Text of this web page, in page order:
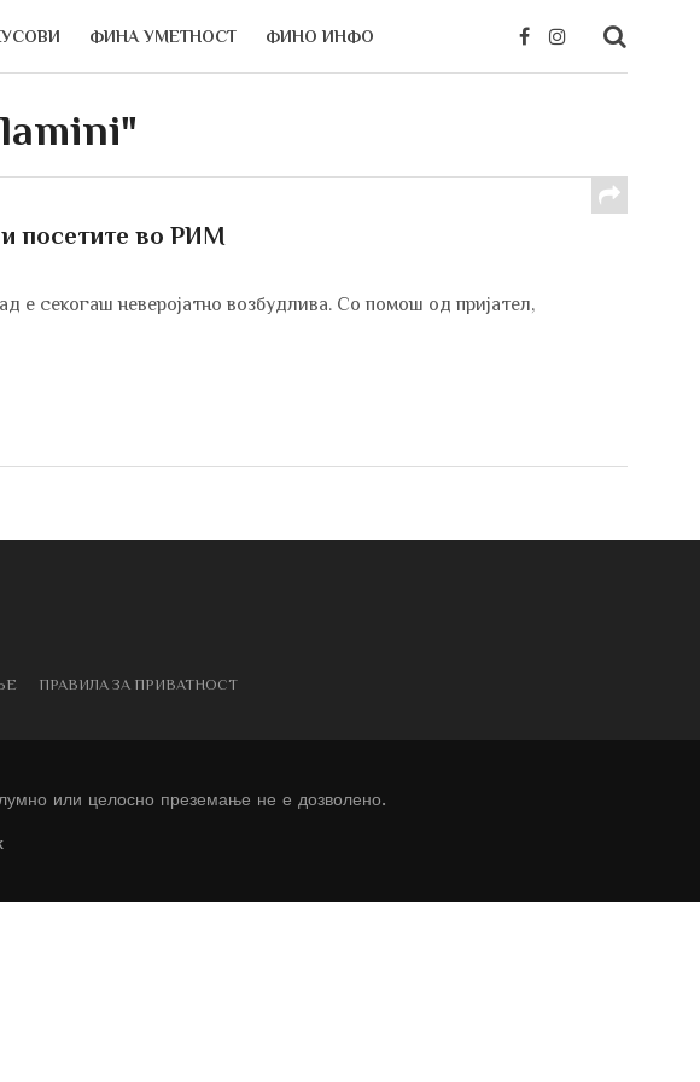
ФИНА УМЕТНОСТ ФИНО ИНФО
посетите во РИМ
е секогаш неверојатно возбудлива. Со помош од пријател,
ПРАВИЛА ЗА ПРИВАТНОСТ
или целосно преземање не е дозволено.